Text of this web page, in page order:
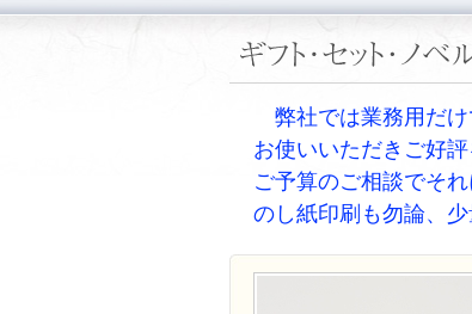
弊社では業務用だけ
お使いいただきご好
ご予算のご相談でそ
のし紙印刷も勿論、